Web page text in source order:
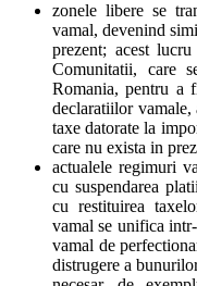
zonele libere se
vamal, devenind
prezent; acest
Comunitatii, care
Romania, pentru a
declaratiilor
taxe datorate la
care nu exista in
actualele regimuri
cu suspendarea
cu restituirea
vamal se unifica
vamal de
distrugere a